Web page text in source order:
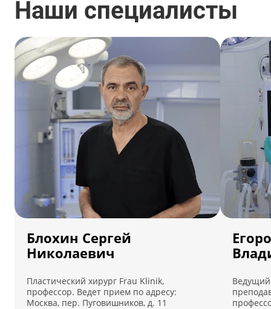
от 645 000 ₽
Наши специалисты
Блохин Сергей
Николаевич
Пластический хирург Frau Klinik,
профессор. Ведет прием по адресу:
Москва, пер. Пуговишников, д. 11
Ведущий